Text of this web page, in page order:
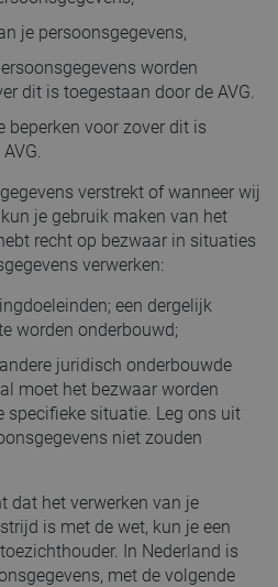
je persoonsgegevens,
worden
dit is toegestaan door de AVG.
beperken voor zover dit is
verstrekt of wanneer wij
je gebruik maken van het
recht op bezwaar in situaties
verwerken:
een dergelijk
worden onderbouwd;
juridisch onderbouwde
moet het bezwaar worden
specifieke situatie. Leg ons uit
niet zouden
dat het verwerken van je
is met de wet, kun je een
In Nederland is
met de volgende